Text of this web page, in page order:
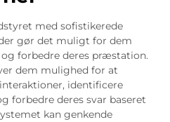
med sofistikerede
gør det muligt for dem
forbedre deres præstation.
dem mulighed for at
identificere
forbedre deres svar baseret
kan genkende